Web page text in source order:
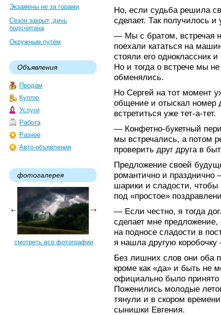
Экзамены не за горами
Сезон закрыт, дичь
подсчитана
Окружным путём
Объявления
Продам
Куплю
Услуги
Работа
Разное
Авто-объявления
фотогалерея
смотреть все фотографии
Но, если судьба решила
сделает. Так получилось
— Мы с братом, встречая
поехали кататься на
стояли его
Но и тогда о встрече мы
обменялись.
Но Сергей на тот момент
общение и отыскал номер
встретиться уже тет-а-тет.
— Конфетно-букетный
мы встречались, а потом
проверить друг друга в
Предложение своей
романтично и празднично
шарики и сладости, чтобы
под «простое»
— Если честно, я тогда
сделает мне
на подносе сладости в
я нашла другую
Без лишних слов они оба
кроме как «да» и быть не
официально было принято
Поженились молодые
тянули и в скором
сынишки Евгения.